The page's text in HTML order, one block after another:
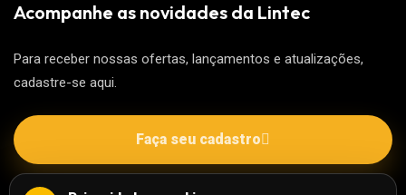
Acompanhe as novidades da Lintec
Para receber nossas ofertas, lançamentos e atualizações,
cadastre-se aqui.
Faça seu cadastro